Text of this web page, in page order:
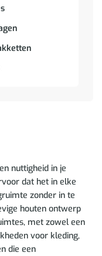
nuttigheid in je
dat het in elke
zonder in te
houten ontwerp
met zowel een
voor kleding,
die een